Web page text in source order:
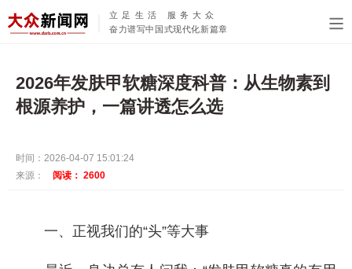
立足生活 服务大众
奋力谱写中国式现代化新篇章
2026年发肤甲软糖深度科普：从生物素到
根源养护，一篇讲透怎么选
时间：2026-04-07 15:01:24
来源：
阅读： 2600
一、正视我们的“头”等大事